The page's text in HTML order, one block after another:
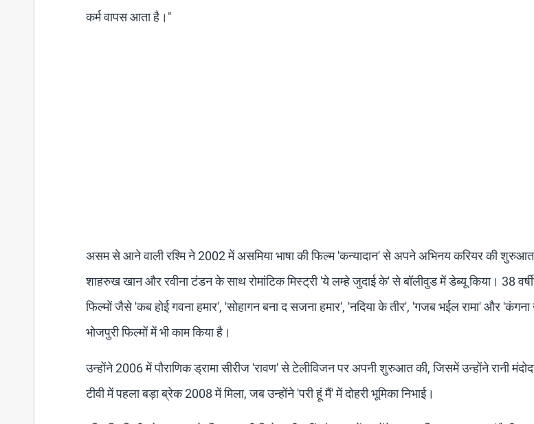
कर्म वापस आता है।"
असम से आने वाली रश्मि ने 2002 में असमिया भाषा की फिल्म 'कन्यादान' से अपने अभिनय करियर की
शाहरुख खान और रवीना टंडन के साथ रोमांटिक मिस्ट्री 'ये लम्हे जुदाई के' से बॉलीवुड में डेब्यू किया। 38
फिल्मों जैसे 'कब होई गवना हमार', 'सोहागन बना द सजना हमार', 'नदिया के तीर', 'गजब भईल रामा' और
भोजपुरी फिल्मों में भी काम किया है।
उन्होंने 2006 में पौराणिक ड्रामा सीरीज 'रावण' से टेलीविजन पर अपनी शुरुआत की, जिसमें उन्होंने रानी
टीवी में पहला बड़ा ब्रेक 2008 में मिला, जब उन्होंने 'परी हूं मैं' में दोहरी भूमिका निभाई।